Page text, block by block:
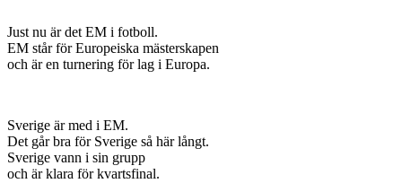
Just nu är det EM i fotboll.
EM står för Europeiska mästerskapen
och är en turnering för lag i Europa.
Sverige är med i EM.
Det går bra för Sverige så här långt.
Sverige vann i sin grupp
och är klara för kvartsfinal.